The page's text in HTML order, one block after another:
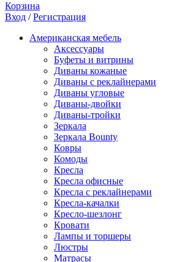
Корзина
Вход /Регистрация
Американская мебель
Аксессуары
Буфеты и витрины
Диваны кожаные
Диваны с реклайнерами
Диваны угловые
Диваны-двойки
Диваны-тройки
Зеркала
Зеркала Bounty
Ковры
Комоды
Кресла
Кресла офисные
Кресла с реклайнерами
Кресла-качалки
Кресло-шезлонг
Кровати
Лампы и торшеры
Люстры
Матрасы